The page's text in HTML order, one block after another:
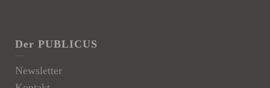
Der PUBLICUS
Newsletter